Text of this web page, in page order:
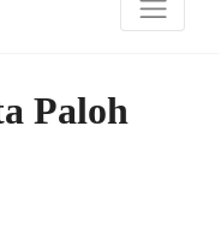
Paloh